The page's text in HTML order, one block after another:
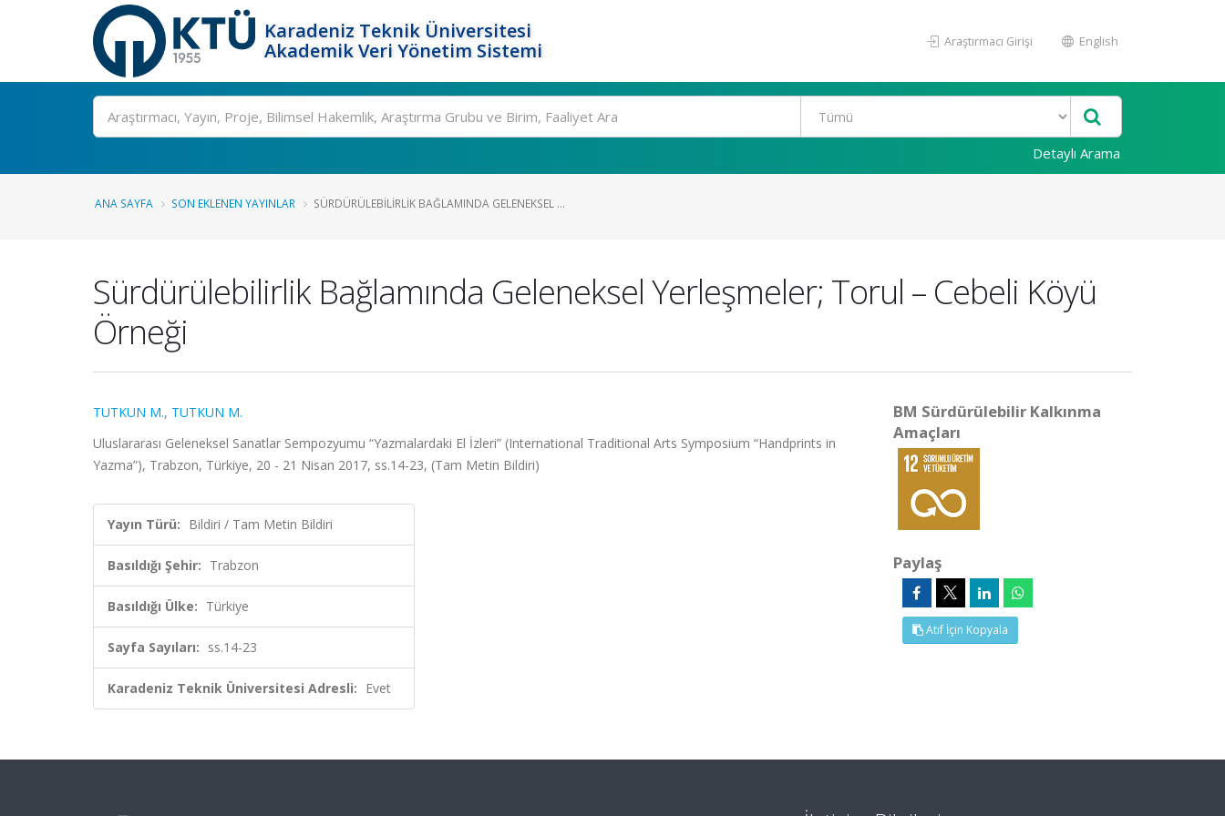
Karadeniz Teknik Üniversitesi
Akademik Veri Yönetim Sistemi
Araştırmacı Girişi English
Ara
Detaylı Arama
ANA SAYFA SON EKLENEN YAYINLAR SÜRDÜRÜLEBILIRLIK BAĞLAMINDA GELENEKSEL ...
Sürdürülebilirlik Bağlamında Geleneksel Yerleşmeler; Torul – Cebeli Köyü
Örneği
TUTKUN M., TUTKUN M.
Uluslararası Geleneksel Sanatlar Sempozyumu “Yazmalardaki El İzleri” (International Traditional Arts Symposium “Handprints in
Yazma”), Trabzon, Türkiye, 20 - 21 Nisan 2017, ss.14-23, (Tam Metin Bildiri)
Yayın Türü: Bildiri / Tam Metin Bildiri
Basıldığı Şehir: Trabzon
Basıldığı Ülke: Türkiye
Sayfa Sayıları: ss.14-23
Karadeniz Teknik Üniversitesi Adresli: Evet
BM Sürdürülebilir Kalkınma
Amaçları
Paylaş
Atıf İçin Kopyala